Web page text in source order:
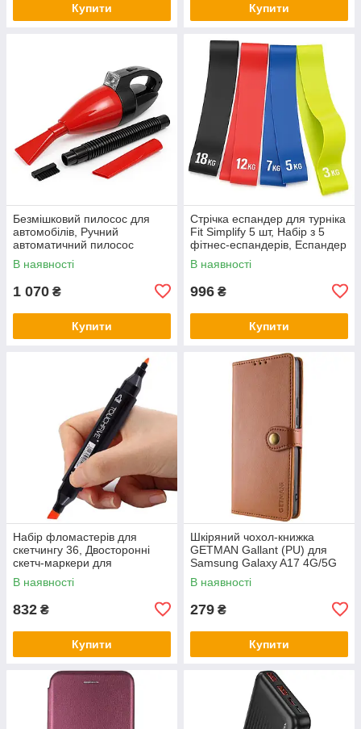
Купити Купити
Безмішковий пилосос для
автомобілів, Ручний
автоматичний пилосос
Ручний автомобільний для
пилу ZQ-66
В наявності
1 070 ₴
Купити
Стрічка еспандер для турніка
Fit Simplify 5 шт, Набір з 5
фітнес-еспандерів, Еспандер
вправ тренажерний OV-18
В наявності
996 ₴
Купити
Набір фломастерів для
скетчингу 36, Двосторонні
скетч-маркери для
художників Набір скетчингу
PO-70
В наявності
832 ₴
Купити
Шкіряний чохол-книжка
GETMAN Gallant (PU) для
Samsung Galaxy A17 4G/5G
В наявності
279 ₴
Купити